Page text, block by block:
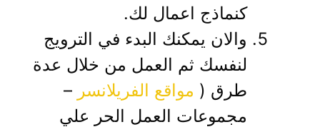
كنماذج اعمال لك.
والان يمكنك البدء في الترويج
لنفسك ثم العمل من خلال عدة
طرق ( مواقع الفريلانسر –
مجموعات العمل الحر علي